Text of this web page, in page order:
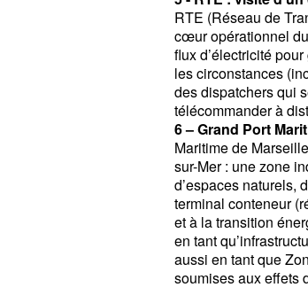
RTE (Réseau de
cœur opérationnel
flux d’électricité
les circonstances
des dispatchers qui
télécommander à
6– Grand Port
Maritime de
sur-Mer : une zone
d’espaces naturels,
terminal conteneur
et à la transition
en tant
aussi en tant que
soumises aux effets